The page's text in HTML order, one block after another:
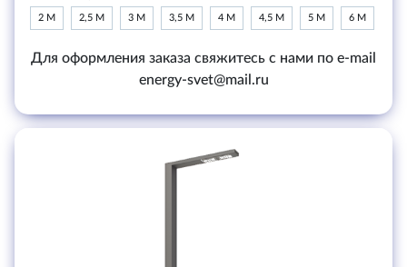
2 М 2,5 М 3 М 3,5 М 4 М 4,5 М 5 М 6 М
Для оформления заказа свяжитесь с нами по e-mail
energy-svet@mail.ru